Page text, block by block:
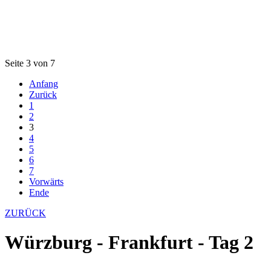
Seite 3 von 7
Anfang
Zurück
1
2
3
4
5
6
7
Vorwärts
Ende
ZURÜCK
Würzburg - Frankfurt - Tag 2